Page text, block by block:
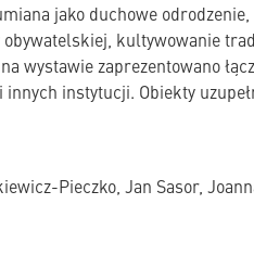
jako duchowe
kultywowanie
zaprezentowano
instytucji. Obiekty
Pieczko, Jan Sasor,